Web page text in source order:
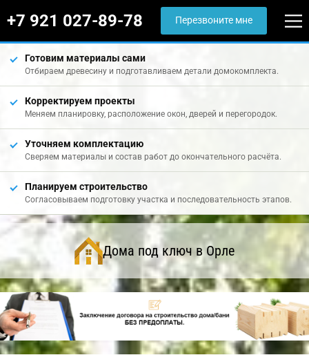
+7 921 027-89-78 Перезвоните мне
Готовим материалы сами
Отбираем древесину и подготавливаем детали домокомплекта.
Корректируем проекты
Меняем планировку, расположение окон, дверей и перегородок.
Уточняем комплектацию
Сверяем материалы и состав работ до окончательного расчёта.
Планируем строительство
Согласовываем подготовку участка и последовательность этапов.
Дома под ключ в Орле